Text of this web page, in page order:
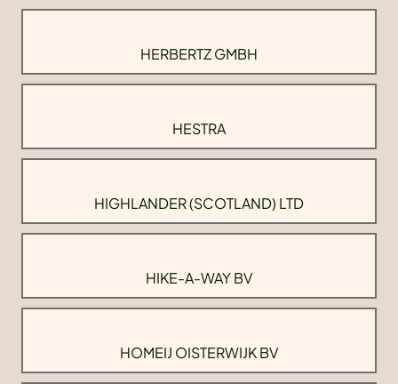
HERBERTZ GMBH
HESTRA
HIGHLANDER (SCOTLAND) LTD
HIKE-A-WAY BV
HOMEIJ OISTERWIJK BV